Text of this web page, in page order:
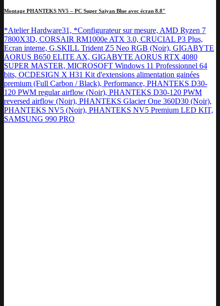
Montage PHANTEKS NV5 – PC Super Saiyan Blue avec écran 8.8″
*Atelier Hardware31, *Configurateur sur mesure, AMD Ryzen 7
7800X3D, CORSAIR RM1000e ATX 3.0, CRUCIAL P3 Plus,
Ecran interne, G.SKILL Trident Z5 Neo RGB (Noir), GIGABYTE
AORUS B650 ELITE AX, GIGABYTE AORUS RTX 4080
SUPER MASTER, MICROSOFT Windows 11 Professionnel 64
bits, OCDESIGN X H31 Kit d'extensions alimentation gainées
premium (Full Carbon / Black), Performance, PHANTEKS D30-
120 PWM regular airflow (Noir), PHANTEKS D30-120 PWM
reversed airflow (Noir), PHANTEKS Glacier One 360D30 (Noir),
PHANTEKS NV5 (Noir), PHANTEKS NV5 Premium LED KIT,
SAMSUNG 990 PRO